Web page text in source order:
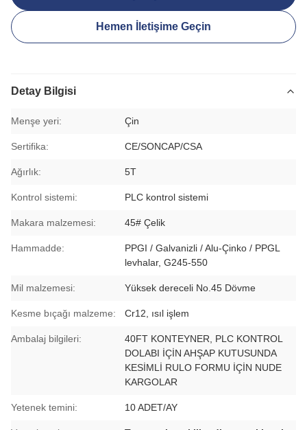
Hemen İletişime Geçin
Detay Bilgisi
Menşe yeri: Çin
Sertifika: CE/SONCAP/CSA
Ağırlık: 5T
Kontrol sistemi: PLC kontrol sistemi
Makara malzemesi: 45# Çelik
Hammadde:
PPGI / Galvanizli / Alu-Çinko / PPGL
levhalar, G245-550
Mil malzemesi: Yüksek dereceli No.45 Dövme
Kesme bıçağı malzeme: Cr12, ısıl işlem
Ambalaj bilgileri:
40FT KONTEYNER, PLC KONTROL
DOLABI İÇİN AHŞAP KUTUSUNDA
KESİMLİ RULO FORMU İÇİN NUDE
KARGOLAR
Yetenek temini: 10 ADET/AY